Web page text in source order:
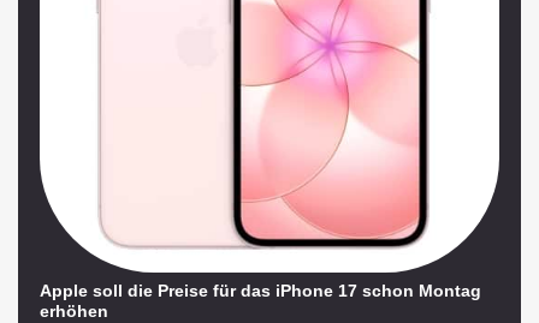
Apple soll die Preise für das iPhone 17 schon Montag
erhöhen